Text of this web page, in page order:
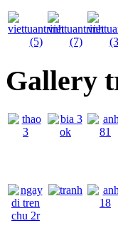
Gallery